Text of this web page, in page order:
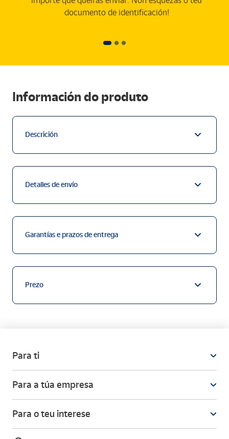
documento de identificación!
Información do produto
Descrición
Detalles de envío
Garantías e prazos de entrega
Prezo
Para ti
Para a túa empresa
Para o teu interese